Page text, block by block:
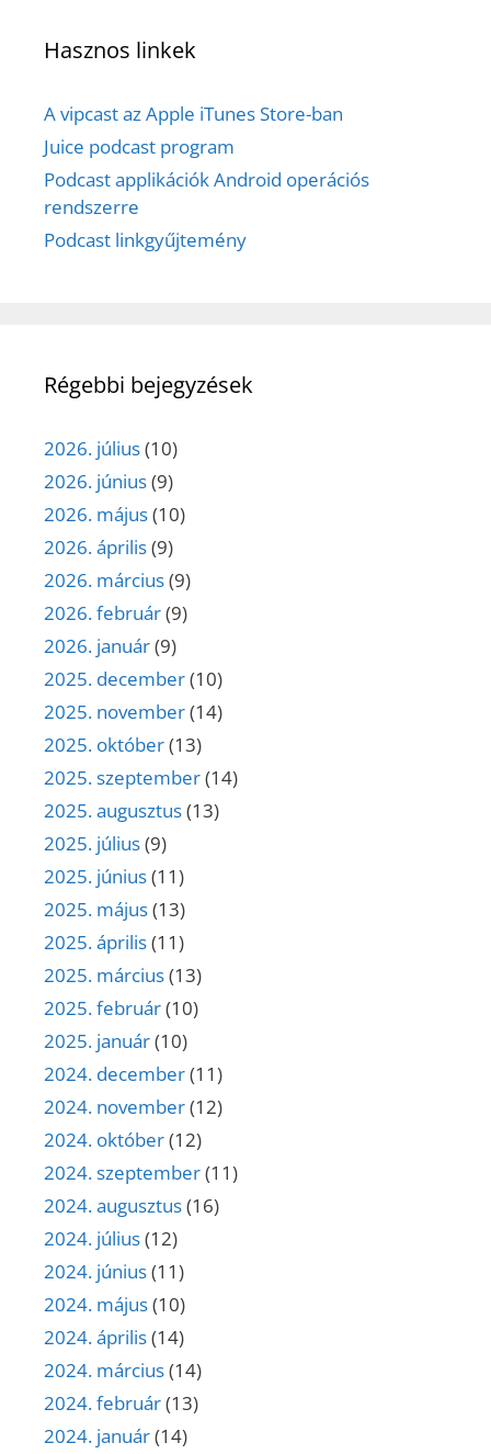
Hasznos linkek
A vipcast az Apple iTunes Store-ban
Juice podcast program
Podcast applikációk Android operációs
rendszerre
Podcast linkgyűjtemény
Régebbi bejegyzések
2026. július(10)
2026. június(9)
2026. május(10)
2026. április(9)
2026. március(9)
2026. február(9)
2026. január(9)
2025. december(10)
2025. november(14)
2025. október(13)
2025. szeptember(14)
2025. augusztus(13)
2025. július(9)
2025. június(11)
2025. május(13)
2025. április(11)
2025. március(13)
2025. február(10)
2025. január(10)
2024. december(11)
2024. november(12)
2024. október(12)
2024. szeptember(11)
2024. augusztus(16)
2024. július(12)
2024. június(11)
2024. május(10)
2024. április(14)
2024. március(14)
2024. február(13)
2024. január(14)